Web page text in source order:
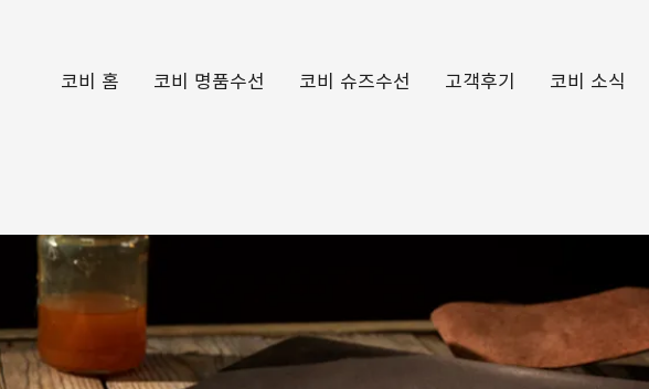
코비 홈 코비 명품수선 코비 슈즈수선 고객후기 코비 소식